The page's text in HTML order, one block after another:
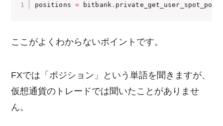
positions = bitbank .
ここがよくわからないポイントです。
FXでは「ポジション」という単語を聞きますが、
仮想通貨のトレードでは聞いたことがありませ
ん。